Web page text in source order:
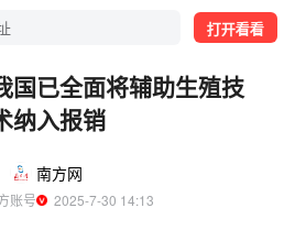
打开看看
国已全面将辅助生殖技
纳入报销
南方网
账号
  2025-7-30 14:13